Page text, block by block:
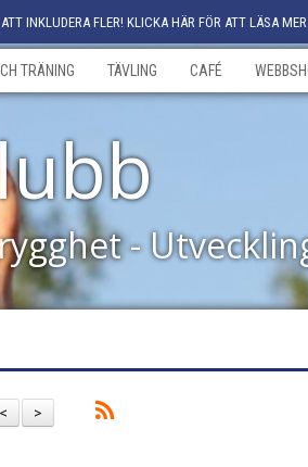
INKLUDERA FLER! KLICKA HÄR FÖR ATT LÄSA
TRÄNING TÄVLING CAFÉ
-
>
<